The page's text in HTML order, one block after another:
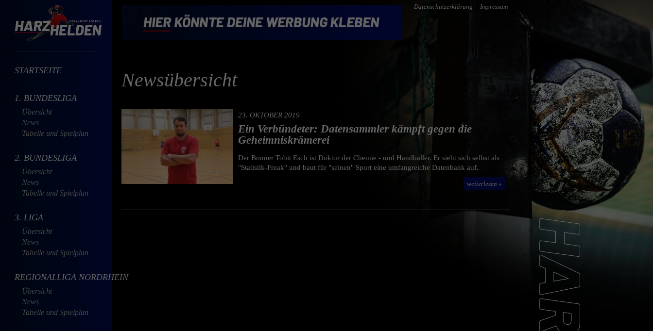
STARTSEITE
1. BUNDESLIGA
Übersicht
News
Tabelle und Spielplan
2. BUNDESLIGA
Übersicht
News
Tabelle und Spielplan
3. LIGA
Übersicht
News
Tabelle und Spielplan
REGIONALLIGA NORDRHEIN
Übersicht
News
Tabelle und Spielplan
Datenschutzerklärung Impressum
Newsübersicht
23. OKTOBER 2019
Ein Verbündeter: Datensammler kämpft gegen die
Geheimniskrämerei
Der Bonner Tobit Esch ist Doktor der Chemie - und Handballer. Er sieht sich selbst als
"Statistik-Freak" und baut für "seinen" Sport eine umfangreiche Datenbank auf.
weiterlesen »